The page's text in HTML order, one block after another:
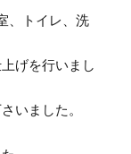
、トイレ、洗
げを行いまし
いました。